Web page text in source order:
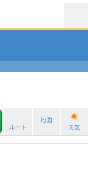
ルート
地図
天気